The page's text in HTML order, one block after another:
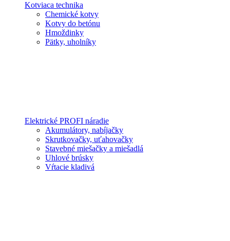
Kotviaca technika
Chemické kotvy
Kotvy do betónu
Hmoždinky
Pätky, uholníky
Elektrické PROFI náradie
Akumulátory, nabíjačky
Skrutkovačky, uťahovačky
Stavebné miešačky a miešadlá
Uhlové brúsky
Vŕtacie kladivá